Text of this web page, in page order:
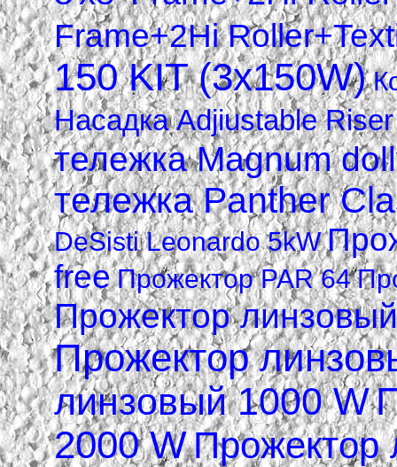
Frame+2Hi
150 KIT (3х150W)
Насадка Adjiustable Riser
тележка Magnum
тележка Panther
DeSisti Leonardo 5kW
free Прожектор PAR 64
Прожектор
Прожектор
линзовый 1000 W
2000 WПрожектор